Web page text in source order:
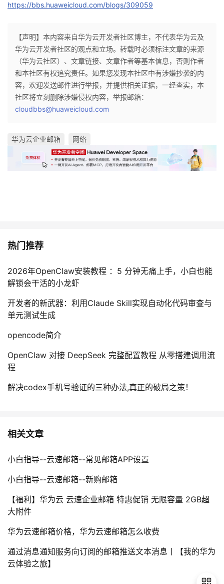
https://bbs.huaweicloud.com/blogs/309059
【声明】本内容来自华为云开发者社区博主，不代表华为云及
华为云开发者社区的观点和立场。转载时必须标注文章的来源
（华为云社区）、文章链接、文章作者等基本信息，否则作者
和本社区有权追究责任。如果您发现本社区中有涉嫌抄袭的内
容，欢迎发送邮件进行举报，并提供相关证据，一经查实，本
社区将立刻删除涉嫌侵权内容，举报邮箱：
cloudbbs@huaweicloud.com
华为云企业邮箱 网络
热门推荐
2026年OpenClaw安装教程 ：5 分钟无痛上手，小白也能
解锁会干活的小龙虾
开发者的新武器：利用Claude Skill实现自动化代码审查与
单元测试生成
opencode简介
OpenClaw 对接 DeepSeek 完整配置教程 从零搭建调用流
程
解决codex手机号验证的三种办法,真正的破局之策！
相关文章
小白指导--云速邮箱--常见邮箱APP设置
小白指导--云速邮箱--新购邮箱
【福利】华为云 云速企业邮箱 特惠促销 无限容量 2GB超
大附件
华为云速邮箱价格，华为云速邮箱怎么收费
通过消息通知服务向订阅的邮箱推送文本消息丨【我的华为
云体验之旅】